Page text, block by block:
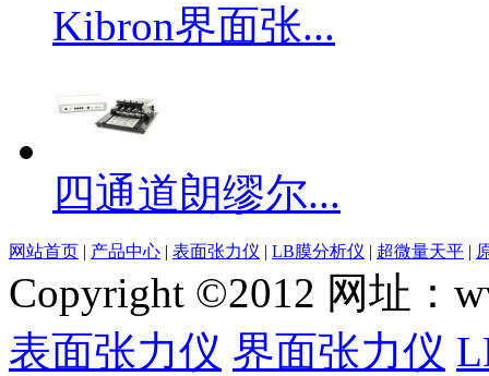
Kibron界面张...
四通道朗缪尔...
网站首页 | 产品中心 | 表面张力仪 | LB膜分析仪 | 超微量天平 |
Copyright ©2012 网址：
表面张力仪 界面张力仪